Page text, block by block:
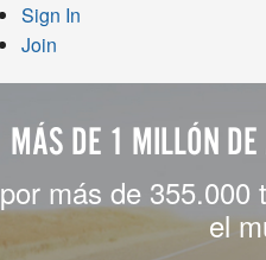
Sign In
Join
MÁS DE 1 MILLÓN
por más de 355.000
el